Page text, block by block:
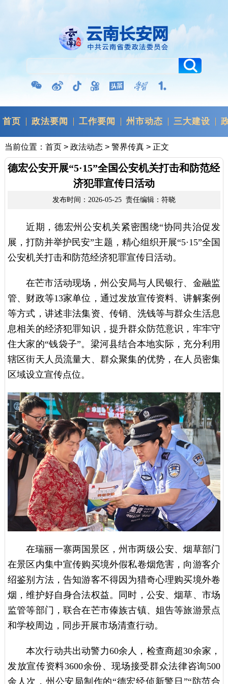
首页 政法要闻 工作要闻 州市动态 三大建设
当前位置： 首页> 政法动态> 警界传真> 正文
德宏公安开展“5·15”全国公安机关打击和防范经
济犯罪宣传日活动
发布时间：2026-05-25 责任编辑：符晓
近期，德宏州公安机关紧密围绕“协同共治促发
展，打防并举护民安”主题，精心组织开展“5·15”全国
公安机关打击和防范经济犯罪宣传日活动。
在芒市活动现场，州公安局与人民银行、金融监
管、财政等13家单位，通过发放宣传资料、讲解案例
等方式，讲述非法集资、传销、洗钱等与群众生活息
息相关的经济犯罪知识，提升群众防范意识，牢牢守
住大家的“钱袋子”。梁河县结合本地实际，充分利用
辖区街天人员流量大、群众聚集的优势，在人员密集
区域设立宣传点位。
在瑞丽一寨两国景区，州市两级公安、烟草部门
在景区内集中宣传购买境外假私卷烟危害，向游客介
绍鉴别方法，告知游客不得因为猎奇心理购买境外卷
烟，维护好自身合法权益。同时，公安、烟草、市场
监管等部门，联合在芒市傣族古镇、姐告等旅游景点
和学校周边，同步开展市场清查行动。
本次行动共出动警力60余人，检查商超30余家，
发放宣传资料3600余份、现场接受群众法律咨询500
余人次，州公安局制作的“德宏经侦新警日”“防范合